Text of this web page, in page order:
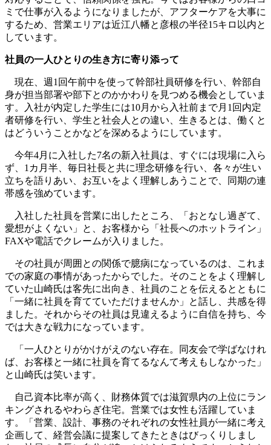
ミで仕事が入るようになりましたが、アフターケアを大事に
するため、営業エリアは近江八幡と彦根の半径15キロ以内と
しています。
社員の一人ひとりの生き方に寄り添って
現在、週1回午前中を使って幹部社員研修を行い、幹部自
身が担当部署や部下とのかかわりを見つめる機会としていま
す。入社が内定した学生には10月から入社前まで月1回内定
者研修を行い、学生と社会人との違い、生きるとは、働くと
はどういうことかなどを深めるようにしています。
今年4月に入社した7名の新入社員は、すぐには現場に入ら
ず、1カ月半、毎日社長と共に理念研修を行い、各々が生い
立ちを語りあい、お互いをよく理解しあうことで、同期の連
帯感を強めています。
入社した社員を営業に出したところ、「おとなし過ぎて、
愛想がよくない」と、お客様から「社長へのホットライン」
FAXや電話でクレームが入りました。
その社員が周囲との関係で臆病になっているのは、これま
での家庭の事情があったからでした。そのことをよく理解し
ていた山崎氏は客先に出向き、社員のことを伝えるとともに
「一緒に社員を育てていただけませんか」と話し、共感を得
ました。それからその社員は見違えるように自信を持ち、今
では大きな戦力になっています。
「一人ひとりがかけがえのない存在。同友会で学ばなけれ
ば、お客様と一緒に社員を育てるなんて考えもしなかった」
と山崎氏は笑います。
自己資本比率が高く、財務体質では滋賀県内の上位にラン
キングされるやわらぎ住宅。営業では女性も活躍していま
す。「営業、設計、事務のそれぞれの女性社員が一緒に考え
企画して、経営会議に提案してきたときはびっくりしまし